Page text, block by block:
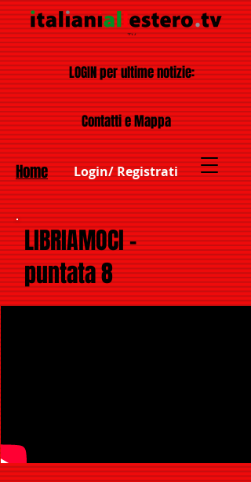
Login/ Registrati
Contatti e Mappa
Home
LOGIN per ultime notizie:
LIBRIAMOCI -
puntata 8